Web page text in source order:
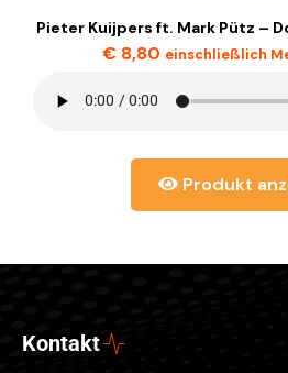
Pieter Kuijpers ft. Mark Pütz –
€8,80 einschließlich
Produkt
Kontakt